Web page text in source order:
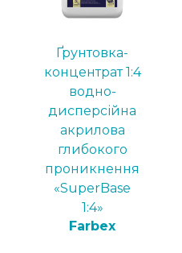
Ґрунтовка-
концентрат 1:4
водно-
дисперсійна
акрилова
глибокого
проникнення
«SuperBase
1:4»
Farbex